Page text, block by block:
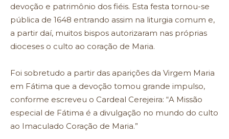
devoção e patrimônio dos fiéis. Esta festa tornou-se
pública de 1648 entrando assim na liturgia comum e,
a partir daí, muitos bispos autorizaram nas próprias
dioceses o culto ao coração de Maria.
Foi sobretudo a partir das aparições da Virgem Maria
em Fátima que a devoção tomou grande impulso,
conforme escreveu o Cardeal Cerejeira: “A Missão
especial de Fátima é a divulgação no mundo do culto
ao Imaculado Coração de Maria.”